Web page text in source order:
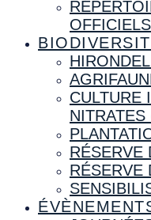
OFFICIELS
CULTURE
NITRATES
RÉSERVE
RÉSERVE